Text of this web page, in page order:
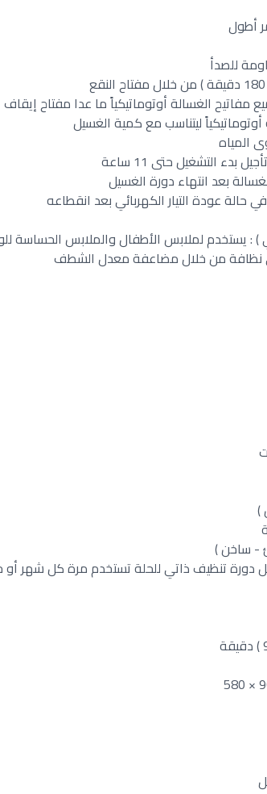
أطول
للصدأ
الغسالة أوتوماتیكیاً ما عدا مفتاح إیقاف
ليتناسب مع كمية الغسيل
المياه
التشغيل حتى 11 ساعة
بعد انتهاء دورة الغسيل
حالة عودة التيار الكهربائي بعد انقطاعه
: يستخدم لملابس الأطفال والملابس الحساسة
نظافة من خلال مضاعفة معدل الشطف
)
- ساخن )